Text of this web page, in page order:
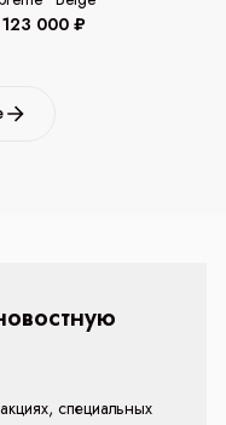
123 000 ₽
специальных